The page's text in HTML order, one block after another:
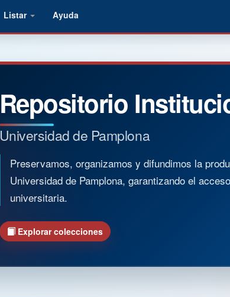
Listar Ayuda
Repositorio
Universidad de Pamplona
Preservamos, organizamos y difundimos la
Universidad de Pamplona, garantizando el
universitaria.
Explorar colecciones